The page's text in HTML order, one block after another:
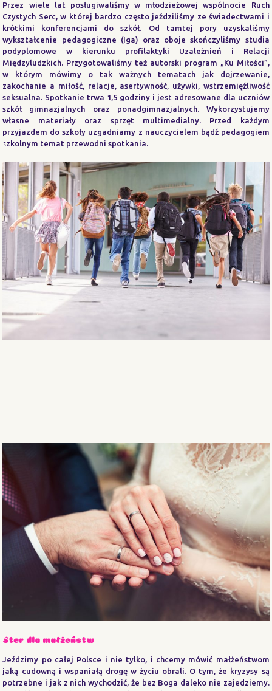
Przez wiele lat posługiwaliśmy w młodzieżowej wspólnocie Ruch
Czystych Serc, w której bardzo często jeździliśmy ze świadectwami i
krótkimi konferencjami do szkół. Od tamtej pory uzyskaliśmy
wykształcenie pedagogiczne (Iga) oraz oboje skończyliśmy studia
podyplomowe w kierunku profilaktyki Uzależnień i Relacji
Międzyludzkich. Przygotowaliśmy też autorski program „Ku Miłości”,
w którym mówimy o tak ważnych tematach jak dojrzewanie,
zakochanie a miłość, relacje, asertywność, używki, wstrzemięźliwość
seksualna. Spotkanie trwa 1,5 godziny i jest adresowane dla uczniów
szkół gimnazjalnych oraz ponadgimnazjalnych. Wykorzystujemy
własne materiały oraz sprzęt multimedialny. Przed każdym
przyjazdem do szkoły uzgadniamy z nauczycielem bądź pedagogiem
szkolnym temat przewodni spotkania.
Ster dla małżeństw
Jeździmy po całej Polsce i nie tylko, i chcemy mówić małżeństwom
jaką cudowną i wspaniałą drogę w życiu obrali. O tym, że kryzysy są
potrzebne i jak z nich wychodzić, że bez Boga daleko nie zajedziemy.